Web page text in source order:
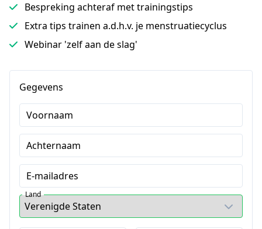
Bespreking achteraf met trainingstips
Extra tips trainen a.d.h.v. je menstruatiecyclus
Webinar 'zelf aan de slag'
Gegevens
Voornaam
Achternaam
E-mailadres
Land